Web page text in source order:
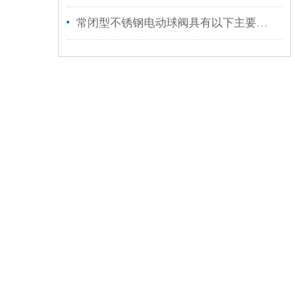
常闭型不锈钢电动球阀具有以下主要特点